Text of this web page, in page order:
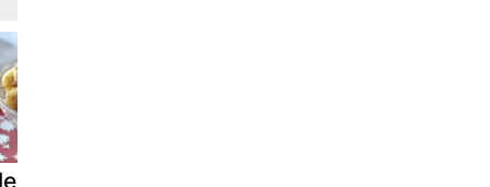
ocvrto